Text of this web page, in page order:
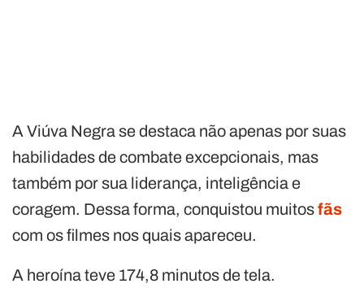
A Viúva Negra se destaca não apenas por suas
habilidades de combate excepcionais, mas
também por sua liderança, inteligência e
coragem. Dessa forma, conquistou muitosfãs
com os filmes nos quais apareceu.
A heroína teve 174,8 minutos de tela.